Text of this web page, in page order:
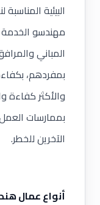
البيئية
مهندسو
المباني
بمفردهم،
والأكثر كفاءة
بممارسات
الآخرين للخطر.
أنواع عمال